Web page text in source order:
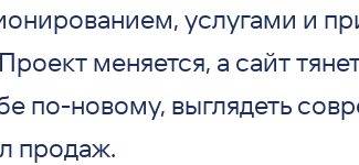
услугами и
меняется, а сайт
по-новому, выглядеть
продаж.